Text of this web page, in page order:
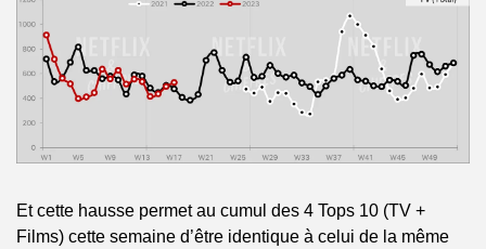
Et cette hausse permet au cumul des 4 Tops 10 (TV +
Films) cette semaine d’être identique à celui de la même